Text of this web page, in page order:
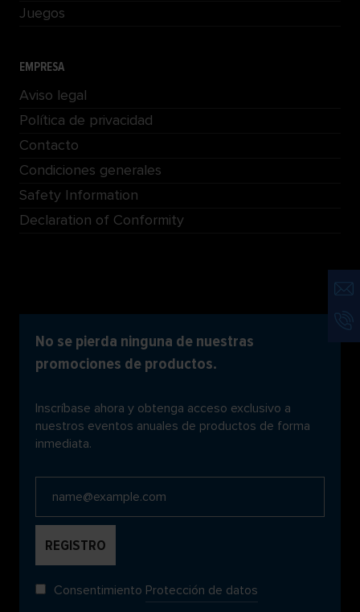
Juegos
EMPRESA
Aviso legal
Política de privacidad
Contacto
Condiciones generales
Safety Information
Declaration of Conformity
No se pierda ninguna de nuestras
promociones de productos.
Inscríbase ahora y obtenga acceso exclusivo a
nuestros eventos anuales de productos de forma
inmediata.
Consentimiento Protección de datos